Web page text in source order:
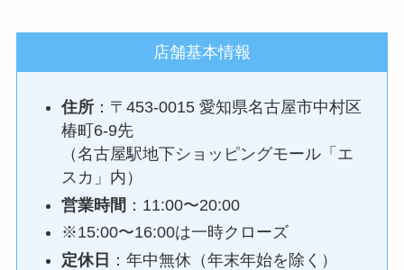
店舗基本情報
住所 ：〒453-0015 愛知県名古屋市中村区
椿町6-9先
（名古屋駅地下ショッピングモール「エ
スカ」内）
営業時間 ：11:00〜20:00
※15:00〜16:00は一時クローズ
定休日 ：年中無休（年末年始を除く）